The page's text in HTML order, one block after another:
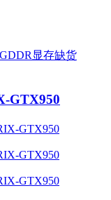
GTX950